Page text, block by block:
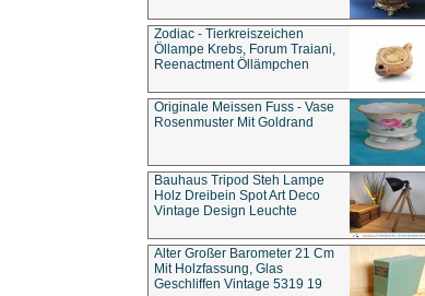
Zodiac - Tierkreiszeichen
Öllampe Krebs, Forum Traiani,
Reenactment Öllämpchen
Originale Meissen Fuss - Vase
Rosenmuster Mit Goldrand
Bauhaus Tripod Steh Lampe
Holz Dreibein Spot Art Deco
Vintage Design Leuchte
Alter Großer Barometer 21 Cm
Mit Holzfassung, Glas
Geschliffen Vintage 5319 19